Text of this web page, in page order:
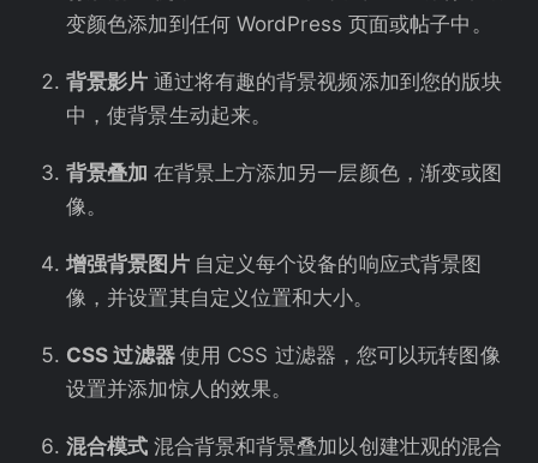
变颜色添加到任何 WordPress 页面或帖子中。
背景影片 通过将有趣的背景视频添加到您的版块
中，使背景生动起来。
背景叠加 在背景上方添加另一层颜色，渐变或图
像。
增强背景图片 自定义每个设备的响应式背景图
像，并设置其自定义位置和大小。
CSS 过滤器 使用 CSS 过滤器，您可以玩转图像
设置并添加惊人的效果。
混合模式 混合背景和背景叠加以创建壮观的混合